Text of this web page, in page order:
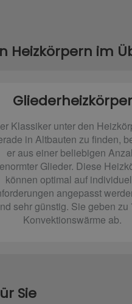
Heizkörpern im
Gliederheizkörper
Klassiker unter den
in Altbauten zu finden,
er aus einer beliebigen
Glieder. Diese
können optimal auf
angepasst
sehr günstig. Sie geben zu
Konvektionswärme ab.
Sie